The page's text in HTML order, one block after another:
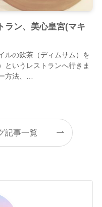
ラン、美心皇宮(マキ
ルの飲茶（ディムサム）を
というレストランへ行きま
方法、…
記事一覧